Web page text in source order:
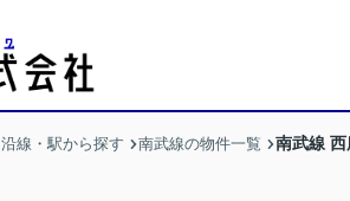
沿線・駅から探す 南武線の物件一覧 南武線